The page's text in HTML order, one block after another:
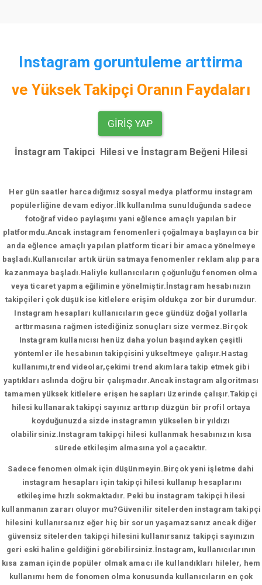
Instagram goruntuleme arttirma
ve Yüksek Takipçi Oranın Faydaları
GIRIŞ YAP
İnstagram Takipci Hilesi ve İnstagram Beğeni Hilesi
Her gün saatler harcadığımız sosyal medya platformu instagram
popülerliğine devam ediyor.İlk kullanılma sunulduğunda sadece
fotoğraf video paylaşımı yani eğlence amaçlı yapılan bir
platformdu.Ancak instagram fenomenleri çoğalmaya başlayınca bir
anda eğlence amaçlı yapılan platform ticari bir amaca yönelmeye
başladı.Kullanıcılar artık ürün satmaya fenomenler reklam alıp para
kazanmaya başladı.Haliyle kullanıcıların çoğunluğu fenomen olma
veya ticaret yapma eğilimine yönelmiştir.İnstagram hesabınızın
takipçileri çok düşük ise kitlelere erişim oldukça zor bir durumdur.
Instagram hesapları kullanıcıların gece gündüz doğal yollarla
arttırmasına rağmen istediğiniz sonuçları size vermez.Birçok
Instagram kullanıcısı henüz daha yolun başındayken çeşitli
yöntemler ile hesabının takipçisini yükseltmeye çalışır.Hastag
kullanımı,trend videolar,çekimi trend akımlara takip etmek gibi
yaptıkları aslında doğru bir çalışmadır.Ancak instagram algoritması
tamamen yüksek kitlelere erişen hesapları üzerinde çalışır.Takipçi
hilesi kullanarak takipçi sayınız arttırıp düzgün bir profil ortaya
koyduğunuzda sizde instagramın yükselen bir yıldızı
olabilirsiniz.Instagram takipçi hilesi kullanmak hesabınızın kısa
sürede etkileşim almasına yol açacaktır.
Sadece fenomen olmak için düşünmeyin.Birçok yeni işletme dahi
instagram hesapları için takipçi hilesi kullanıp hesaplarını
etkileşime hızlı sokmaktadır. Peki bu instagram takipçi hilesi
kullanmanın zararı oluyor mu?Güvenilir sitelerden instagram takipçi
hilesini kullanırsanız eğer hiç bir sorun yaşamazsanız ancak diğer
güvensiz sitelerden takipçi hilesini kullanırsanız takipçi sayınızın
geri eski haline geldiğini görebilirsiniz.İnstagram, kullanıcılarının
kısa zaman içinde popüler olmak amacı ile kullandıkları hileler, hem
kullanımı hem de fonomen olma konusunda kullanıcıların en çok